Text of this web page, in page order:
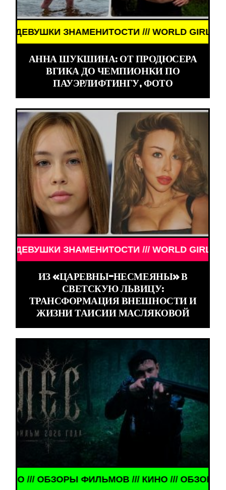
ЗНАМЕНИТОСТИ /// WORLD GIRLS ///
АННА ШУКШИНА: ОТ ПРОДЮСЕРА
ВГИКА ДО ЧЕМПИОНКИ ПО
ПАУЭРЛИФТИНГУ, ФОТО
ЗНАМЕНИТОСТИ /// WORLD GIRLS ///
ИЗ «ЦАРЕВНЫ-НЕСМЕЯНЫ» В
СВЕТСКУЮ ЛЬВИЦУ:
ТРАНСФОРМАЦИЯ ВНЕШНОСТИ И
ЖИЗНИ ТАИСИИ МАСЛЯКОВОЙ
ФИЛЬМОВ /// КИНО /// ОБЗОРЫ